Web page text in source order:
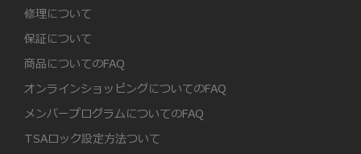
修理について
保証について
商品についてのFAQ
オンラインショッピングについてのFAQ
メンバープログラムについてのFAQ
TSAロック設定方法ついて